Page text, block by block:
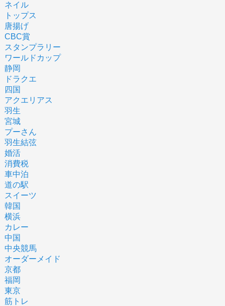
ネイル
トップス
唐揚げ
CBC賞
スタンプラリー
ワールドカップ
静岡
ドラクエ
四国
アクエリアス
羽生
宮城
プーさん
羽生結弦
婚活
消費税
車中泊
道の駅
スイーツ
韓国
横浜
カレー
中国
中央競馬
オーダーメイド
京都
福岡
東京
筋トレ